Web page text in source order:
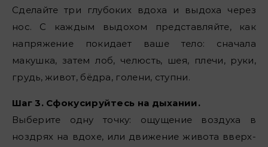
Сделайте три глубоких вдоха и выдоха через
нос. С каждым выдохом представляйте, как
напряжение покидает ваше тело: сначала
макушка, затем лоб, челюсть, шея, плечи, руки,
грудь, живот, бёдра, голени, ступни.
Шаг 3. Сфокусируйтесь на дыхании.
Выберите одну точку: ощущение воздуха в
ноздрях на вдохе, или движение живота вверх-